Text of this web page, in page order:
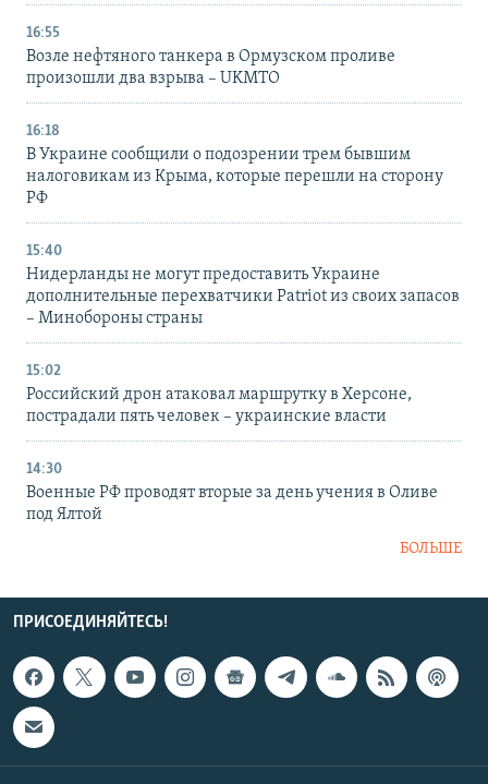
16:55
Возле нефтяного танкера в Ормузском проливе
произошли два взрыва – UKMTO
16:18
В Украине сообщили о подозрении трем бывшим
налоговикам из Крыма, которые перешли на сторону
РФ
15:40
Нидерланды не могут предоставить Украине
дополнительные перехватчики Patriot из своих запасов
– Минобороны страны
15:02
Российский дрон атаковал маршрутку в Херсоне,
пострадали пять человек – украинские власти
14:30
Военные РФ проводят вторые за день учения в Оливе
под Ялтой
БОЛЬШЕ
ПРИСОЕДИНЯЙТЕСЬ!